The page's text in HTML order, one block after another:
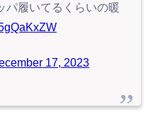
パ履いてるくらいの暖
17, 2023